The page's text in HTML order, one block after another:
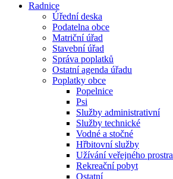
Radnice
Úřední deska
Podatelna obce
Matriční úřad
Stavební úřad
Správa poplatků
Ostatní agenda úřadu
Poplatky obce
Popelnice
Psi
Služby administrativní
Služby technické
Vodné a stočné
Hřbitovní služby
Užívání veřejného
Rekreační pobyt
Ostatní